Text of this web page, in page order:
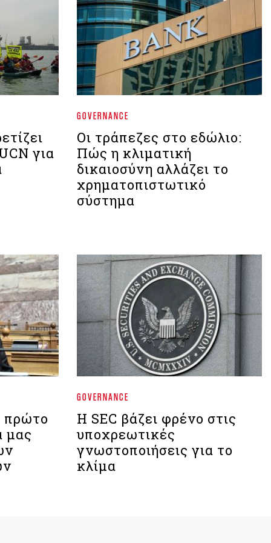
για
GOVERNANCE
Οι τράπεζες στο εδώλιο:
Πώς η κλιματική
δικαιοσύνη αλλάζει το
χρηματοπιστωτικό
σύστημα
πρώτο
μας
GOVERNANCE
Η SEC βάζει φρένο στις
υποχρεωτικές
γνωστοποιήσεις για το
κλίμα